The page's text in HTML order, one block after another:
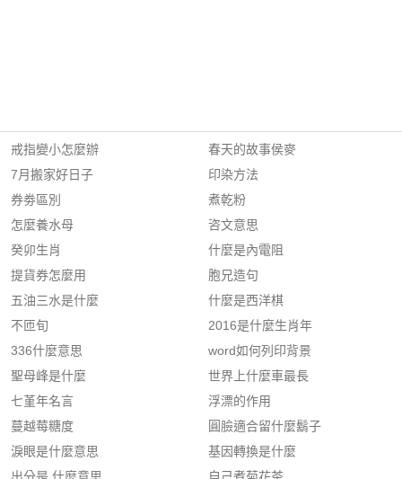
戒指變小怎麼辦
7月搬家好日子
券劵區別
怎麼養水母
癸卯生肖
提貨券怎麼用
五油三水是什麼
不匝旬
336什麼意思
聖母峰是什麼
七堇年名言
蔓越莓糖度
淚眼是什麼意思
春天的故事侯麥
印染方法
煮乾粉
咨文意思
什麼是內電阻
胞兄造句
什麼是西洋棋
2016是什麼生肖年
word如何列印背景
世界上什麼車最長
浮漂的作用
圓臉適合留什麼鬍子
基因轉換是什麼